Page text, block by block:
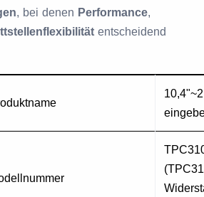
, bei denen Performance,
entscheidend
1